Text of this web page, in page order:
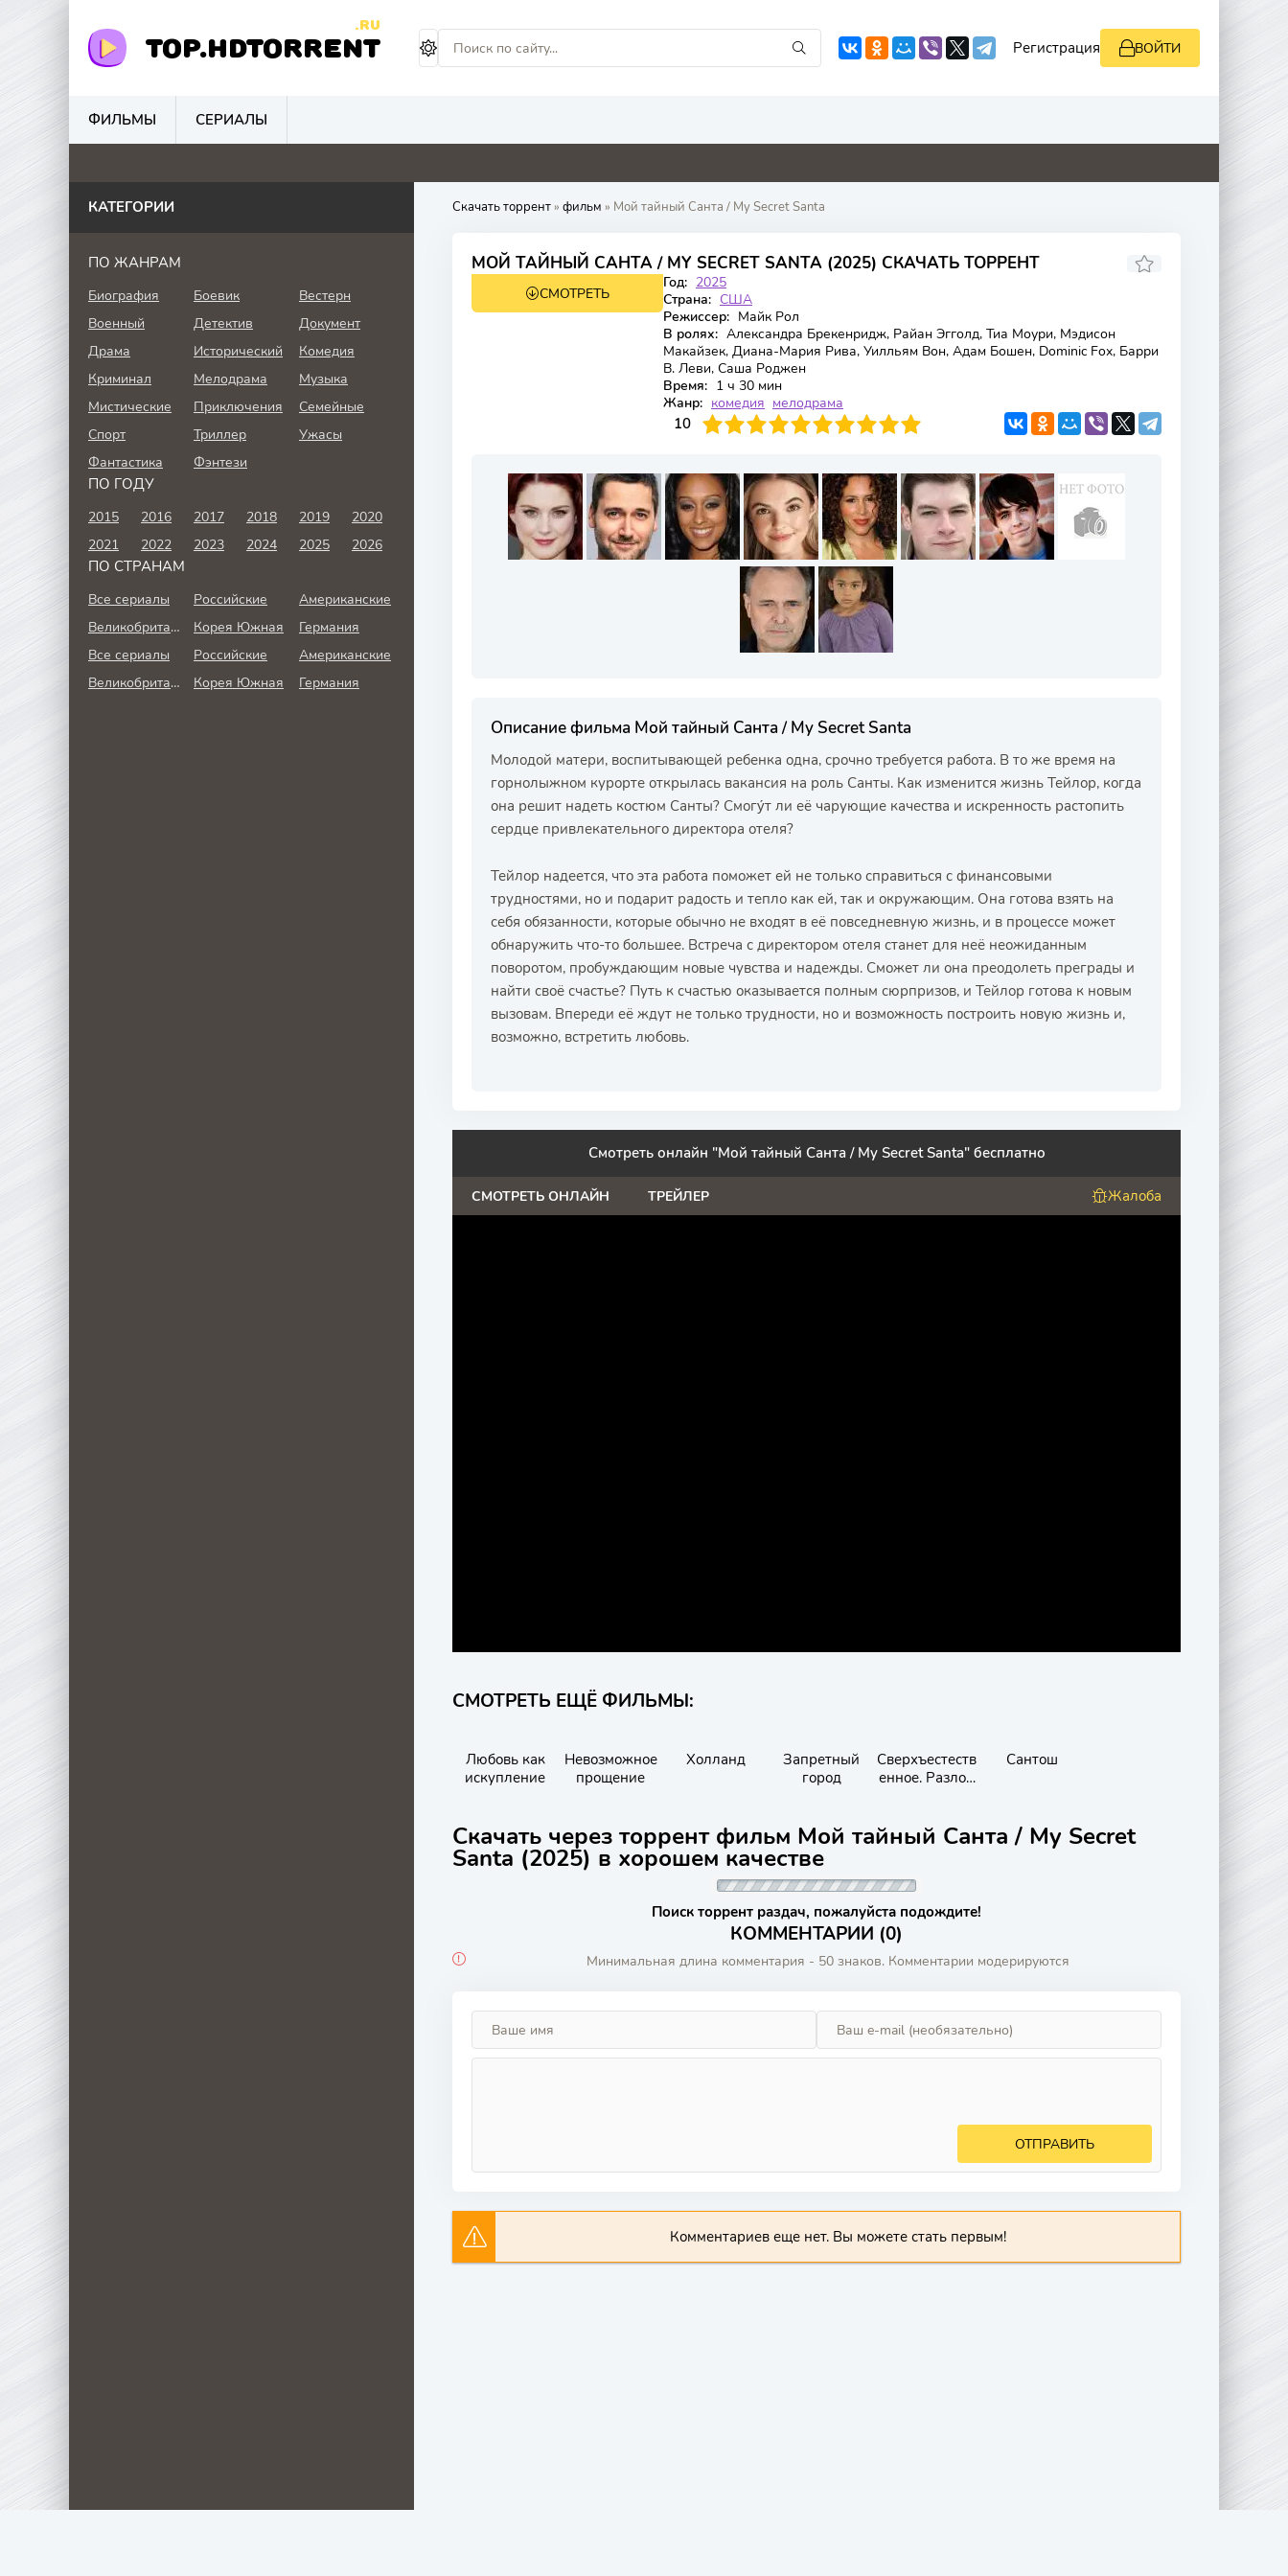
TOP.HDTORRENT
.RU
Регистрация ВОЙТИ
ФИЛЬМЫ СЕРИАЛЫ
4.4 0 0 0 0 0 5.3 4.1 0 0 4.9
Скачать торрент» фильм » Мой тайный Санта / My Secret Santa
МОЙ ТАЙНЫЙ САНТА / MY SECRET SANTA (2025) СКАЧАТЬ ТОРРЕНТ
6.1
СМОТРЕТЬ
Год: 2025
Страна: США
Режиссер: Майк Рол
В ролях: Александра Брекенридж, Райан Эгголд, Тиа Моури, Мэдисон
Макайзек, Диана-Мария Рива, Уилльям Вон, Адам Бошен, Dominic Fox, Барри
В. Леви, Саша Роджен
Время: 1 ч 30 мин
Жанр: комедия мелодрама
10
4 6 7 8 9 10
Описание фильма Мой тайный Санта / My Secret Santa
Молодой матери, воспитывающей ребенка одна, срочно требуется работа. В то же время на
горнолыжном курорте открылась вакансия на роль Санты. Как изменится жизнь Тейлор, когда
она решит надеть костюм Санты? Смогу́т ли её чарующие качества и искренность растопить
сердце привлекательного директора отеля?
Тейлор надеется, что эта работа поможет ей не только справиться с финансовыми
трудностями, но и подарит радость и тепло как ей, так и окружающим. Она готова взять на
себя обязанности, которые обычно не входят в её повседневную жизнь, и в процессе может
обнаружить что-то большее. Встреча с директором отеля станет для неё неожиданным
поворотом, пробуждающим новые чувства и надежды. Сможет ли она преодолеть преграды и
найти своё счастье? Путь к счастью оказывается полным сюрпризов, и Тейлор готова к новым
вызовам. Впереди её ждут не только трудности, но и возможность построить новую жизнь и,
возможно, встретить любовь.
Смотреть онлайн "Мой тайный Санта / My Secret Santa" бесплатно
СМОТРЕТЬ ОНЛАЙН ТРЕЙЛЕР Жалоба
СМОТРЕТЬ ЕЩЁ ФИЛЬМЫ:
Любовь как
искупление
Невозможное
прощение
Холланд
Запретный
город
Сверхъестеств
енное. Разлом
Сантош
Скачать через торрент фильм Мой тайный Санта / My Secret
Santa (2025) в хорошем качестве
Поиск торрент раздач, пожалуйста подождите!
КОММЕНТАРИИ (0)
Минимальная длина комментария - 50 знаков. Комментарии модерируются
ОТПРАВИТЬ
Комментариев еще нет. Вы можете стать первым!
КАТЕГОРИИ
ПО ЖАНРАМ
Биография Боевик
Вестерн
Военный
Детектив
Документ
Драма
Исторический
Комедия
Криминал
Мелодрама
Музыка
Мистические
Приключения
Семейные
Спорт
Триллер
Ужасы
Фантастика
Фэнтези
ПО ГОДУ
2015 2016 2017 2018 2019
2020
2021
2022 2023 2024 2025 2026
ПО СТРАНАМ
Все сериалы Российские
Американские
Великобритания
Корея Южная
Германия
Все сериалы
Российские
Американские
Великобритания
Корея Южная Германия